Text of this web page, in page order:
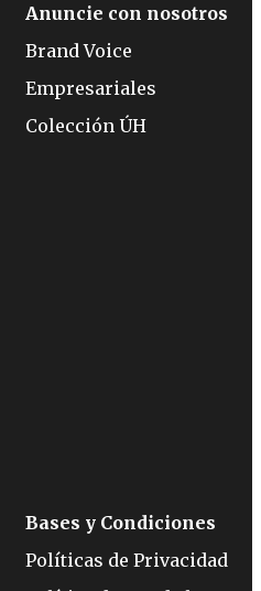
Anuncie con nosotros
Brand Voice
Empresariales
Colección ÚH
Bases y Condiciones
Políticas de Privacidad